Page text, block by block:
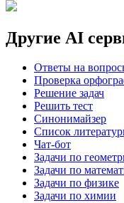
Другие AI
Ответы на
Проверка
Решение задач
Решить тест
Синонимайзер
Список
Чат-бот
Задачи по
Задачи по
Задачи по физике
Задачи по химии